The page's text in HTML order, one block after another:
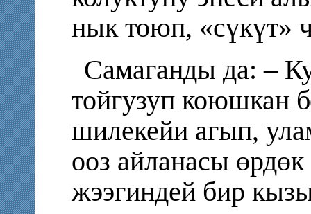
нык тоюп, «сүкүт»
Самаганды да: –
тойгузуп коюшкан
шилекейи агып,
ооз айланасы
жээгиндей бир